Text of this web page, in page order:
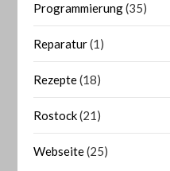
Programmierung(35)
Reparatur(1)
Rezepte(18)
Rostock(21)
Webseite(25)